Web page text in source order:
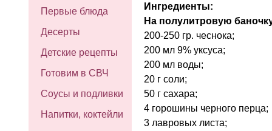
Первые блюда
Десерты
Детские рецепты
Готовим в СВЧ
Соусы и подливки
Напитки, коктейли
Ингредиенты:
На полулитровую
200-250 гр. чеснока;
200 мл 9% уксуса;
200 мл воды;
20 г соли;
50 г сахара;
4 горошины черного перца;
3 лавровых листа;